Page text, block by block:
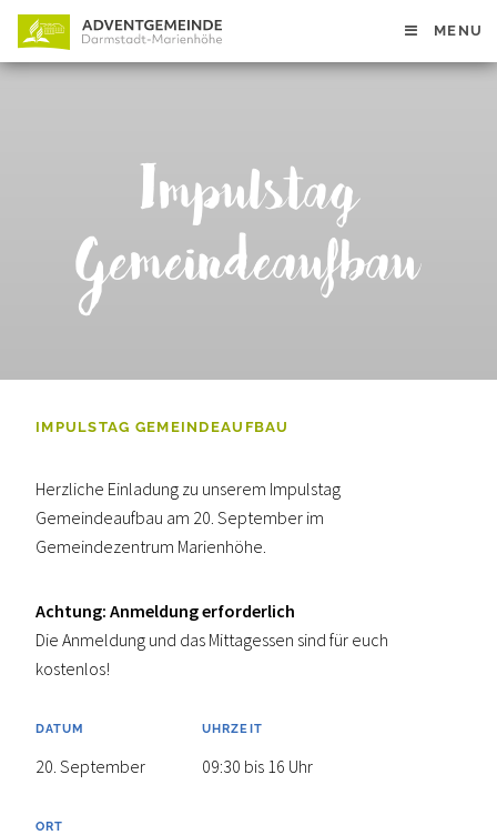
MENU
Impulstag
Gemeindeaufbau
IMPULSTAG GEMEINDEAUFBAU
Herzliche Einladung zu unserem Impulstag
Gemeindeaufbau am 20. September im
Gemeindezentrum Marienhöhe.
Achtung: Anmeldung erforderlich
Die Anmeldung und das Mittagessen sind für euch
kostenlos!
DATUM
20. September
UHRZEIT
09:30 bis 16 Uhr
ORT